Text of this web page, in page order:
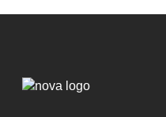
Logo